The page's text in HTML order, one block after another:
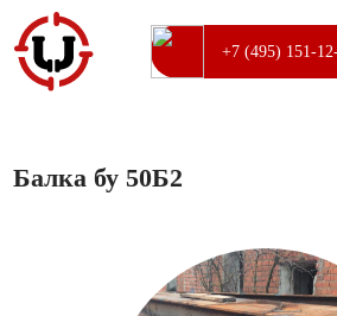
+7 (495) 151-
Балка бу 50Б2